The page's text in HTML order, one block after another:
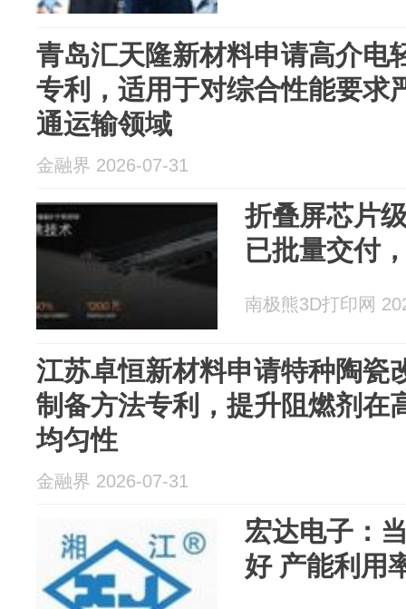
青岛汇天隆新材料申请高介电
专利，适用于对综合性能要求
通运输领域
金融界 2026-07-31
折叠屏芯片
已批量交付
南极熊3D打印网
江苏卓恒新材料申请特种陶瓷
制备方法专利，提升阻燃剂在
均匀性
金融界 2026-07-31
宏达电子：
好 产能利用